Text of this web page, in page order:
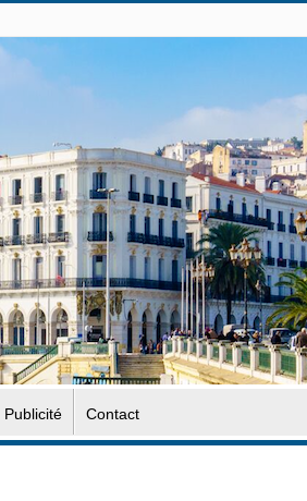
Publicité Contact